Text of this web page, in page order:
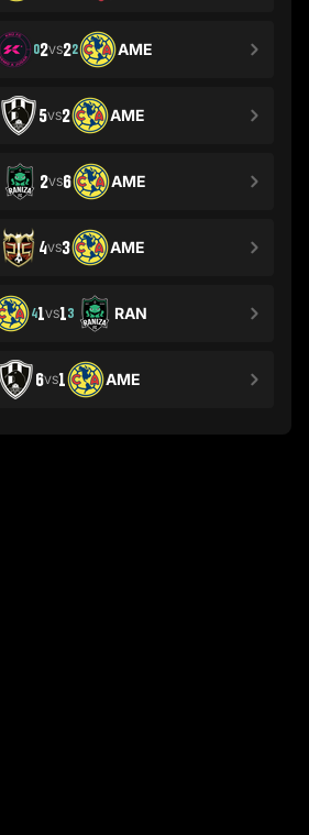
02VS22 AME
5VS2 AME
2VS6 AME
4VS3 AME
41VS13 RAN
6VS1 AME